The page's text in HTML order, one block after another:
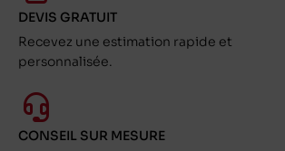
DEVIS GRATUIT
Recevez une estimation rapide et
personnalisée.
CONSEIL SUR MESURE